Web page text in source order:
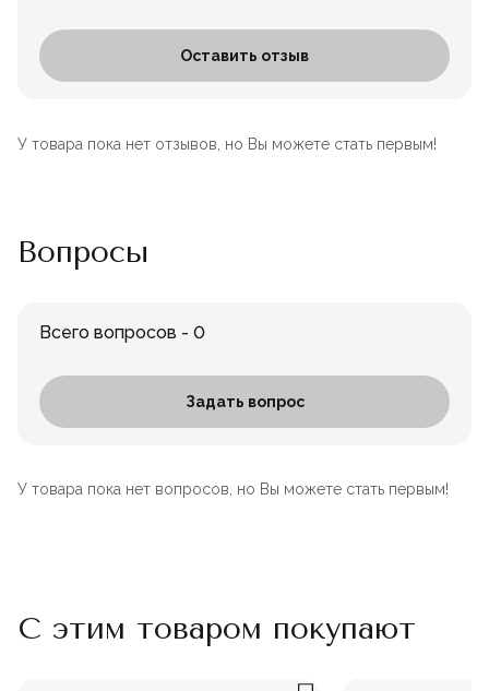
Оставить отзыв
У товара пока нет отзывов, но Вы можете стать первым!
Вопросы
Всего вопросов - 0
Задать вопрос
У товара пока нет вопросов, но Вы можете стать первым!
С этим товаром покупают